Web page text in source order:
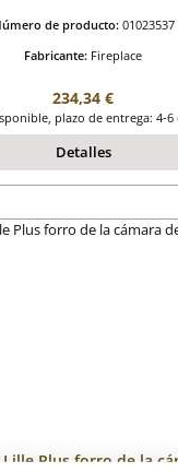
de producto: 01023537
Fabricante: Fireplace
Precio normal:
234,34 €
plazo de entrega: 4-6
Detalles
Lille Plus forro de la